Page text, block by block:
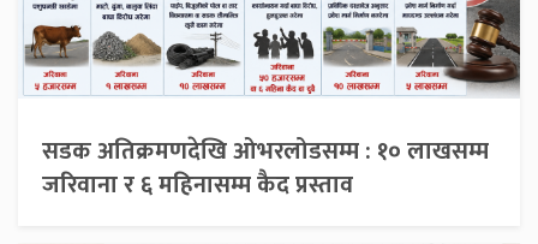
सडक अतिक्रमणदेखि ओभरलोडसम्म : १० लाखसम्म
जरिवाना र ६ महिनासम्म कैद प्रस्ताव